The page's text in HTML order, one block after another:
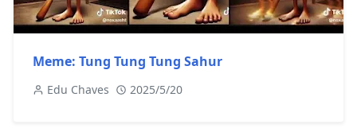
Meme: Tung Tung Tung Sahur
Edu Chaves 2025/5/20